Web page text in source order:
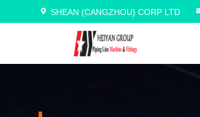
SHEAN (CANGZHOU) CORP LTD